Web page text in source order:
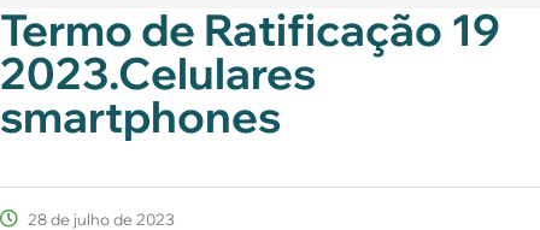
Termo de Ratificação 19
2023.Celulares
smartphones
28 de julho de 2023